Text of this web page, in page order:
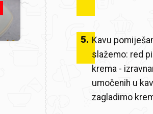
5. Kavu
slažemo: red
krema -
umočenih u
zagladimo